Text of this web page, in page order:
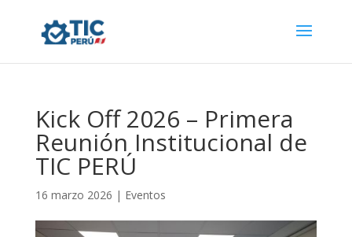
Kick Off 2026 – Primera
Reunión Institucional de
TIC PERÚ
16 marzo 2026 | Eventos